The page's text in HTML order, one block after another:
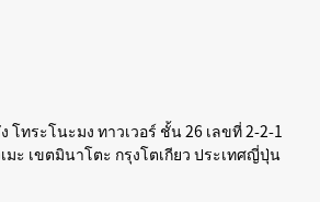
โทระโนะมง ทาวเวอร์ ชั้น 26 เลขที่ 2-2-1
มะ เขตมินาโตะ กรุงโตเกียว ประเทศญี่ปุ่น